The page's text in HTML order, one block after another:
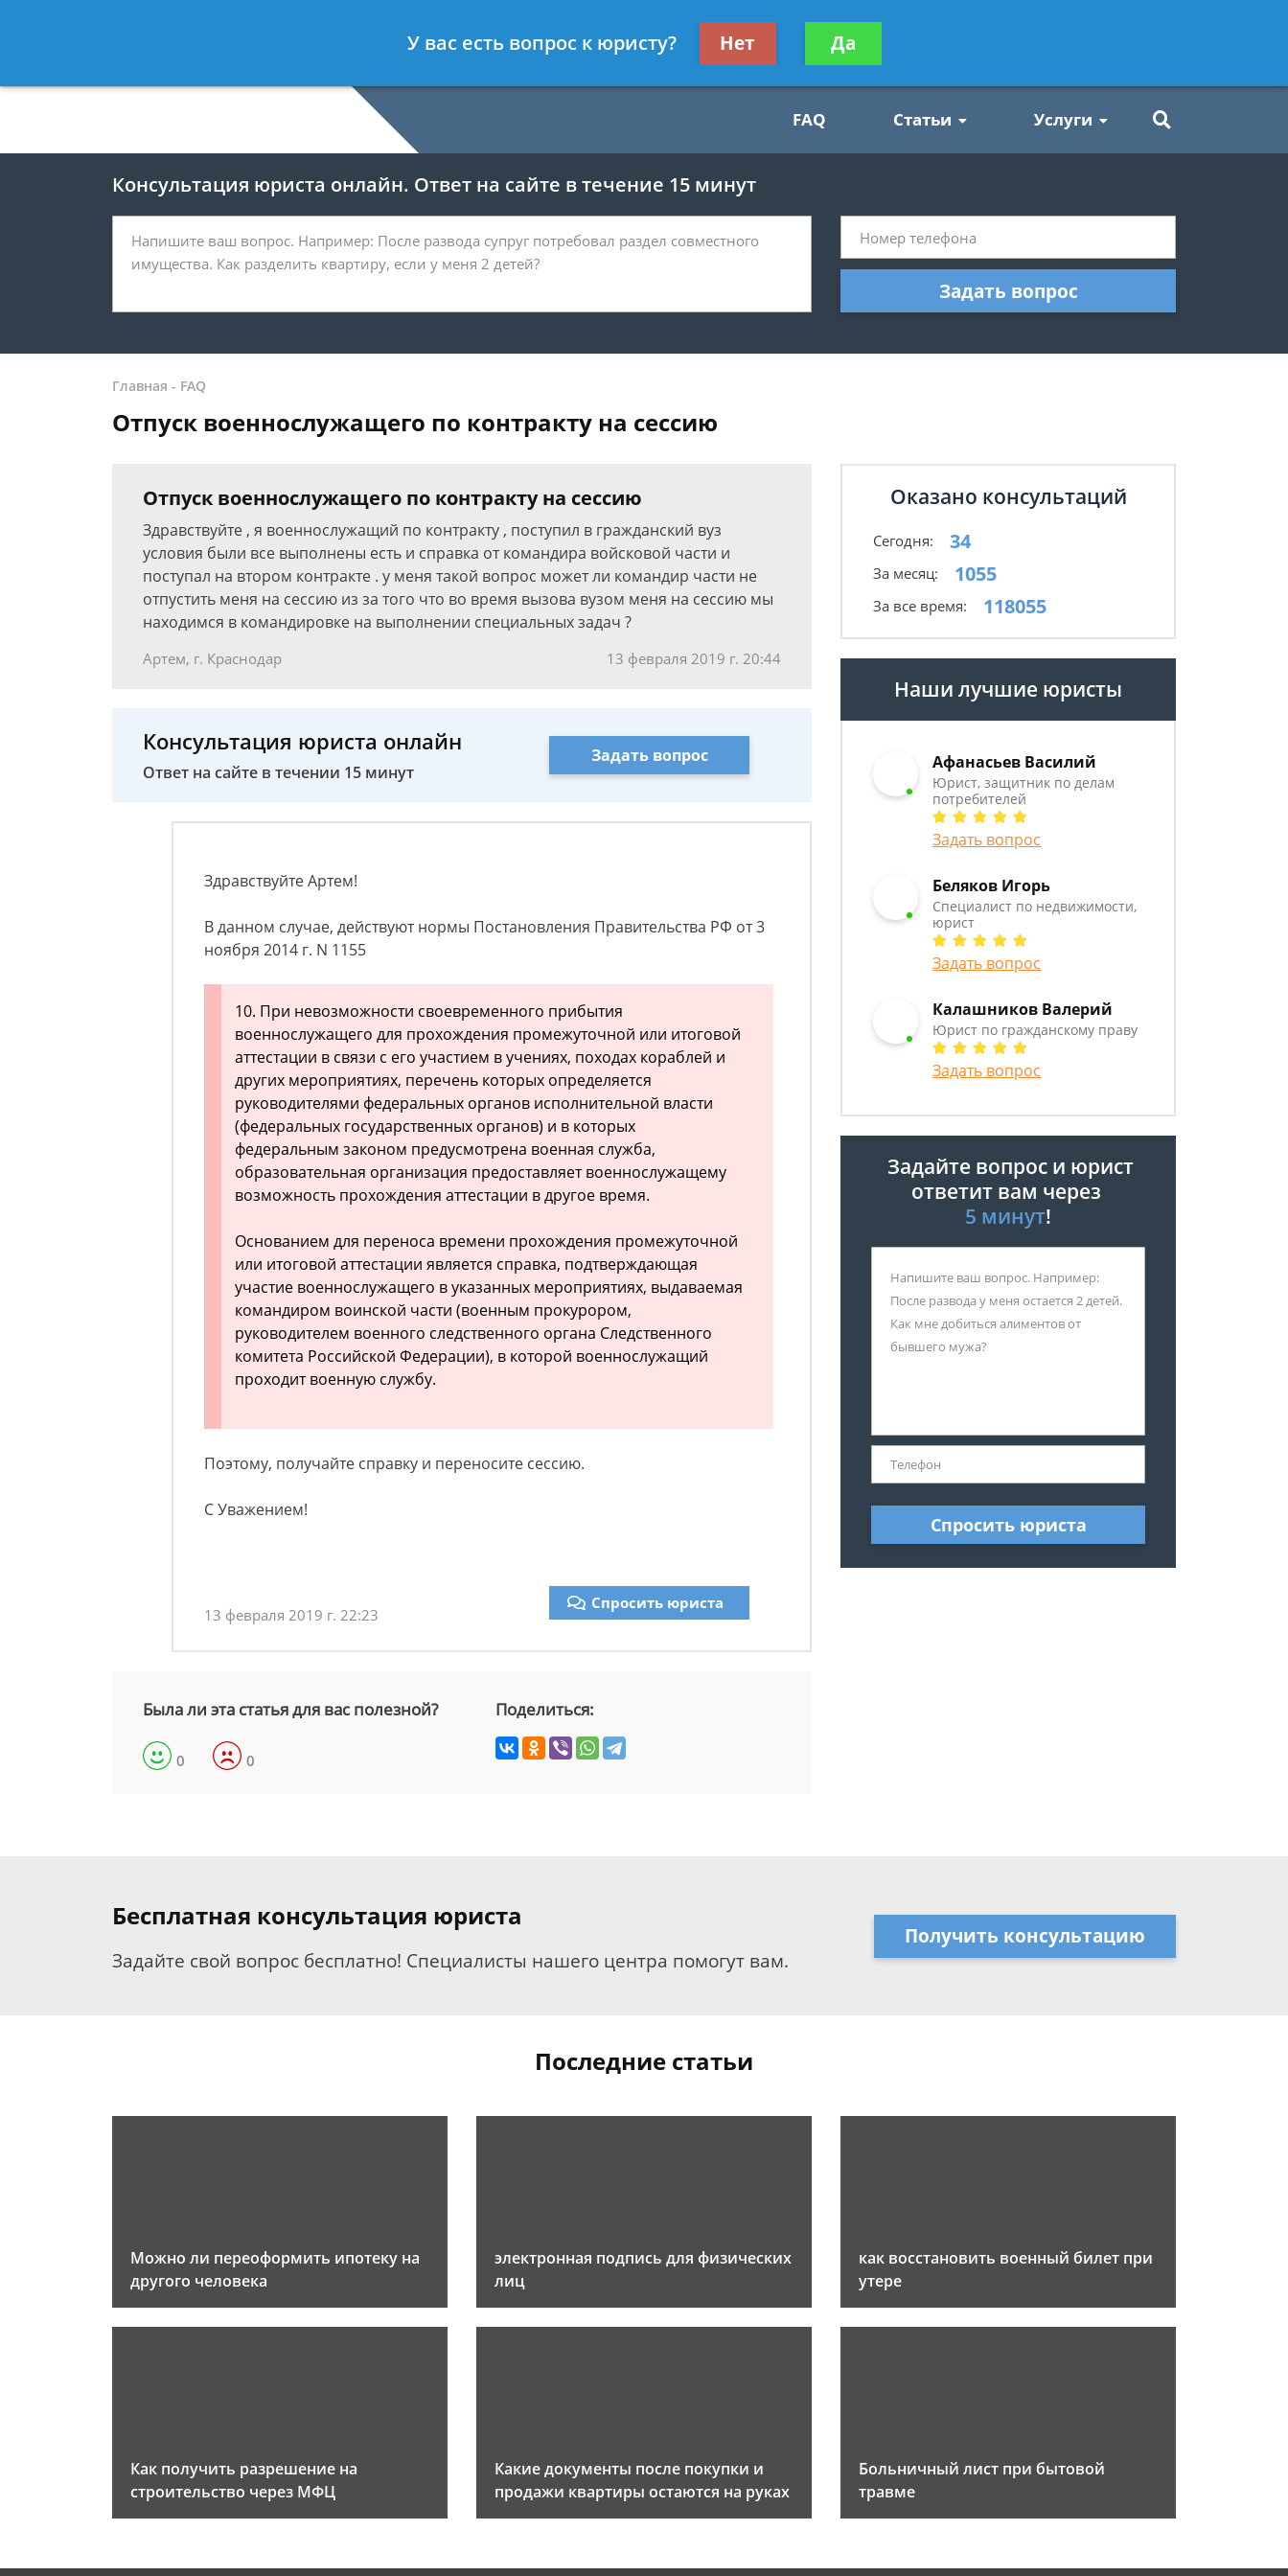
Получите консультацию
бесплатно
FAQ Статьи Услуги
Консультация юриста онлайн. Ответ на сайте в течение 15 минут
Задать вопрос
Главная - FAQ
Отпуск военнослужащего по контракту на сессию
Отпуск военнослужащего по контракту на сессию
Здравствуйте , я военнослужащий по контракту , поступил в гражданский вуз
условия были все выполнены есть и справка от командира войсковой части и
поступал на втором контракте . у меня такой вопрос может ли командир части не
отпустить меня на сессию из за того что во время вызова вузом меня на сессию мы
находимся в командировке на выполнении специальных задач ?
Артем, г. Краснодар 13 февраля 2019 г. 20:44
Консультация юриста онлайн
Ответ на сайте в течении 15 минут
Задать вопрос
Здравствуйте Артем!
В данном случае, действуют нормы Постановления Правительства РФ от 3
ноября 2014 г. N 1155
10. При невозможности своевременного прибытия
военнослужащего для прохождения промежуточной или итоговой
аттестации в связи с его участием в учениях, походах кораблей и
других мероприятиях, перечень которых определяется
руководителями федеральных органов исполнительной власти
(федеральных государственных органов) и в которых
федеральным законом предусмотрена военная служба,
образовательная организация предоставляет военнослужащему
возможность прохождения аттестации в другое время.
Основанием для переноса времени прохождения промежуточной
или итоговой аттестации является справка, подтверждающая
участие военнослужащего в указанных мероприятиях, выдаваемая
командиром воинской части (военным прокурором,
руководителем военного следственного органа Следственного
комитета Российской Федерации), в которой военнослужащий
проходит военную службу.
Поэтому, получайте справку и переносите сессию.
С Уважением!
13 февраля 2019 г. 22:23
Спросить юриста
Была ли эта статья для вас полезной?
0 0
Поделиться:
Оказано консультаций
Сегодня: 34
За месяц: 1055
За все время: 118055
Наши лучшие юристы
Афанасьев Василий
Юрист, защитник по делам
потребителей
Задать вопрос
Беляков Игорь
Специалист по недвижимости,
юрист
Задать вопрос
Калашников Валерий
Юрист по гражданскому праву
Задать вопрос
Задайте вопрос и юрист
ответит вам через
5 минут!
Спросить юриста
Бесплатная консультация юриста
Задайте свой вопрос бесплатно! Специалисты нашего центра помогут вам.
Получить консультацию
Последние статьи
Можно ли переоформить ипотеку на
другого человека
электронная подпись для физических
лиц
как восстановить военный билет при
утере
Как получить разрешение на
строительство через МФЦ
Какие документы после покупки и
продажи квартиры остаются на руках
Больничный лист при бытовой
травме
У вас есть вопрос к юристу? Нет Да